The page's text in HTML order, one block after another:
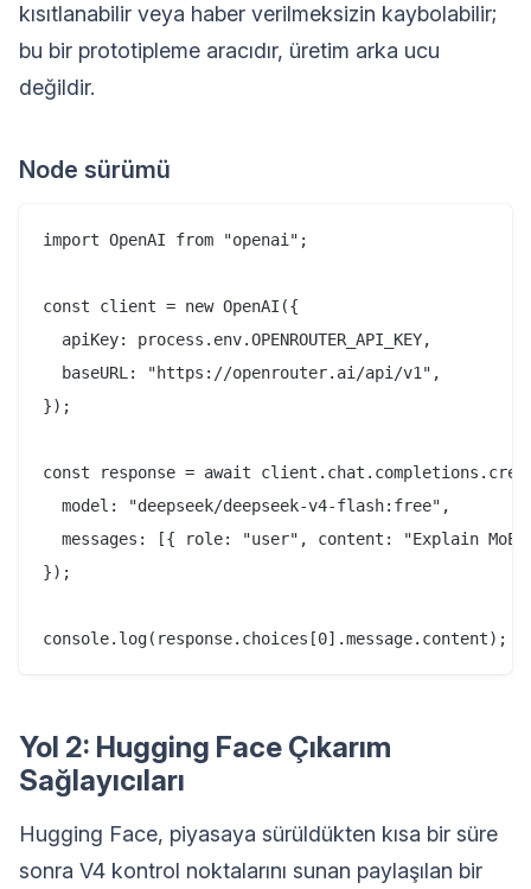
kısıtlanabilir veya haber verilmeksizin kaybolabilir;
bu bir prototipleme aracıdır, üretim arka ucu
değildir.
Node sürümü
import OpenAI from "openai";
const client = new OpenAI({
  apiKey: process.env.OPENROUTER_API_KEY,
  baseURL: "https://openrouter.ai/api/v1",
});
const response = await
  model: "deepseek/deepseek-v4-flash:free",
messages: [{ role: "user", content: "Explain MoE
});
Yol 2: Hugging Face Çıkarım
Sağlayıcıları
Hugging Face, piyasaya sürüldükten kısa bir süre
sonra V4 kontrol noktalarını sunan paylaşılan bir